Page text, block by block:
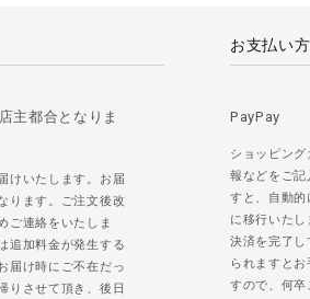
主都合となりま
けいたします。お届
ります。ご注文後改
ご連絡をいたしま
追加料金が発生する
届け時にご不在だっ
りさせて頂き、後日
お支払い
PayPay
ショッピン
報などをご記
すと、自動
に移行いた
決済を完了し
られますと
すので、何卒